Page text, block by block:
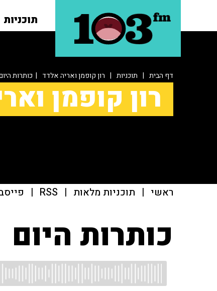
תוכניות
דף הבית | תוכניות | רון קופמן ואריה אלדד | כותרות
רון קופמן
ראשי | תוכניות מלאות |
RSS
|
כותרות היום